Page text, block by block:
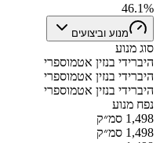
46.1%
מנוע וביצועים
סוג מנוע
היברידי בנזין אטמוספרי
היברידי בנזין אטמוספרי
היברידי בנזין אטמוספרי
נפח מנוע
1,498 סמ״ק
1,498 סמ״ק